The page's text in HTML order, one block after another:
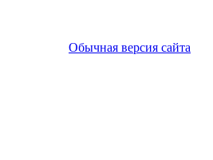
Обычная версия сайта